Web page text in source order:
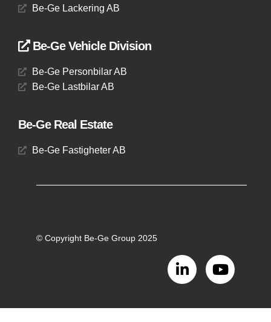
Be-Ge Lackering AB
Be-Ge Vehicle Division
Be-Ge Personbilar AB
Be-Ge Lastbilar AB
Be-Ge Real Estate
Be-Ge Fastigheter AB
© Copyright Be-Ge Group 2025